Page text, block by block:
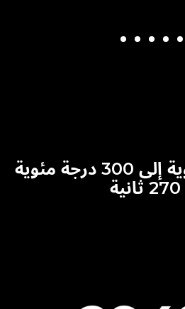
من 30 درجة مئوية إلى 300 درجة مئوية